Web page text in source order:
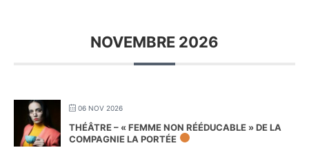
NOVEMBRE 2026
06 NOV 2026
THÉÂTRE – « FEMME NON RÉÉDUCABLE » DE LA
COMPAGNIE LA PORTÉE